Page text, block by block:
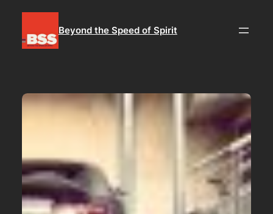
contenu
Beyond the Speed of Spirit